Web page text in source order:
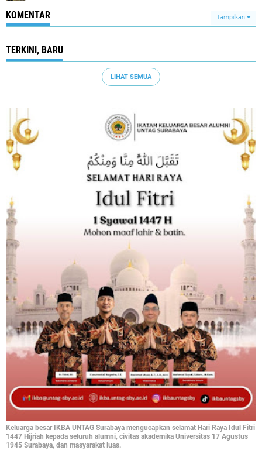
KOMENTAR Tampilkan
TERKINI, BARU
LIHAT SEMUA
Keluarga besar IKBA UNTAG Surabaya mengucapkan selamat Hari Raya Idul Fitri
1447 Hijriah kepada seluruh alumni, civitas akademika Universitas 17 Agustus
1945 Surabaya, dan masyarakat luas.